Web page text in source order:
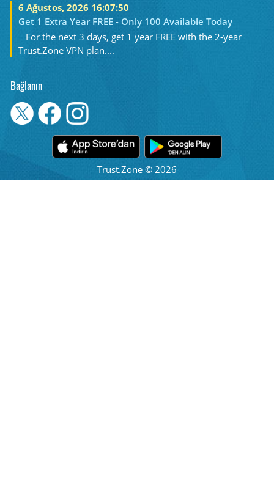
6 Ağustos, 2026 16:07:50
Get 1 Extra Year FREE - Only 100 Available Today
For the next 3 days, get 1 year FREE with the 2-year
Trust.Zone VPN plan....
Bağlanın
Trust.Zone © 2026